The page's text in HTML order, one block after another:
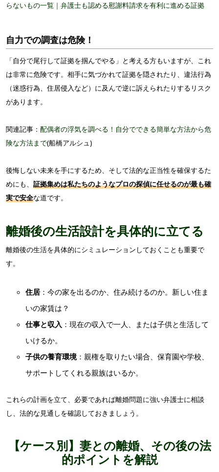
らないもの一覧｜弁護士も認める慰謝料請求を有利に進める証拠
自力での調査は危険！
「自分で尾行して証拠を掴んでやる」と考える方もいますが、これ
は非常に危険です。相手に気づかれて証拠を隠されたり、違法行為
（迷惑行為、住居侵入など）に及んで逆に訴えられたりするリスク
があります。
関連記事： 配偶者の浮気を調べる！自分でできる簡単な方法から危
険な方法まで(船橋アルシュ)
後悔しない未来を手にするため、そして法的な正当性を確保するた
めにも、 証拠集めは私たちのようなプロの探偵に任せるのが最も確
実で安全な道です。
離婚後の生活設計を具体的に立てる
離婚後の生活を具体的にシミュレーションしておくことも重要で
す。
住居：今の家を出るのか、住み続けるのか。新しい住ま
いの家賃は？
仕事と収入 ：現在の収入で一人、または子供と生活して
いけるか。
子供の養育環境：親権を取りたい場合、保育園や学校、
サポートしてくれる親族はいるか。
これらの計画を立て、必要であれば離婚問題に強い弁護士に相談
し、法的な見通しを確認しておきましょう。
【ケース別】妻との離婚、その後の法
的ポイントを解説